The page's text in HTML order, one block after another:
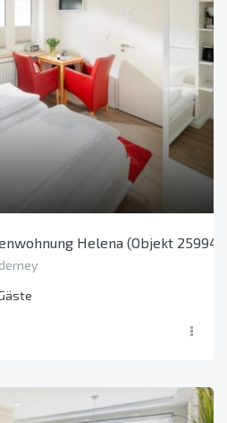
Helena (Objekt 25994)